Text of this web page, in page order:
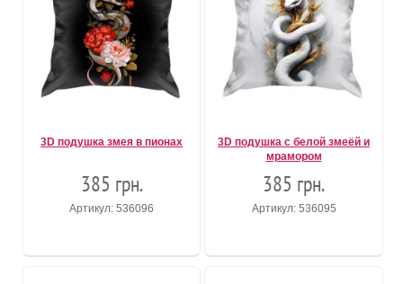
3D подушка змея в пионах
385 грн.
Артикул: 536096
3D подушка с белой змеёй и
мрамором
385 грн.
Артикул: 536095